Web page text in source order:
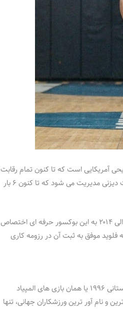
آمریکایی است که تا کنون تمام رقابت
های این چهره را پوشش داده است. این شبکه که توسط شرکت والت دیزنی مدیریت می شود که تا کنون ۶ بار
اسپی، جایزه بهترین ورزشکار بین المللی است که در سال های ۲۰۰۷ الی ۲۰۱۴ به این بوکسور حرفه ای اختصاص
موفق به ثبت آن در رزومه کاری
اگر به دنیای ورزش علاقه داشته باشید، قطعا با بازی های المپیک تابستانی ۱۹۹۶ یا همان بازی های المپیاد
نام آور ترین ورزشکاران جهانی، تنها